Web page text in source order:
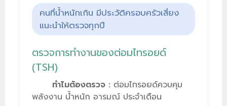
คนที่น้ำหนักเกิน มีประวัติครอบครัวเสี่ยง
แนะนำให้ตรวจทุกปี
ตรวจการทำงานของต่อมไทรอยด์
(TSH)
ทำไมต้องตรวจ : ต่อมไทรอยด์ควบคุม
พลังงาน น้ำหนัก อารมณ์ ประจำเดือน